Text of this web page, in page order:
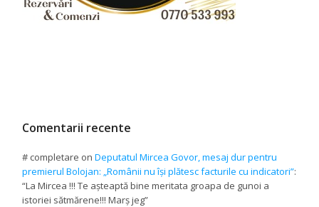
Comentarii recente
# completare onDeputatul Mircea Govor, mesaj dur pentru
premierul Bolojan: „Românii nu își plătesc facturile cu indicatori”:
“La Mircea !!! Te așteaptă bine meritata groapa de gunoi a
istoriei sătmărene!!! Marș jeg”